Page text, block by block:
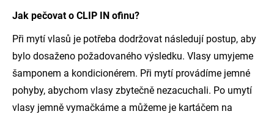
Jak pečovat o CLIP IN ofinu?
Při mytí vlasů je potřeba dodržovat následují postup, aby
bylo dosaženo požadovaného výsledku. Vlasy umyjeme
šamponem a kondicionérem. Při mytí provádíme jemné
pohyby, abychom vlasy zbytečně nezacuchali. Po umytí
vlasy jemně vymačkáme a můžeme je kartáčem na